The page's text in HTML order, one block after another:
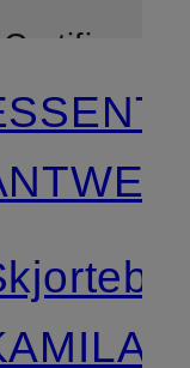
Certificeret